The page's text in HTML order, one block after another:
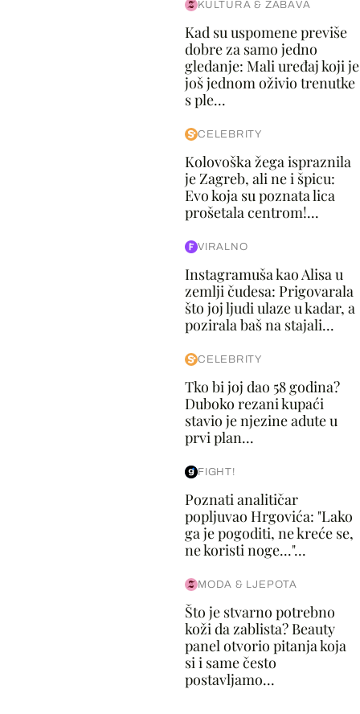
KULTURA & ZABAVA
Kad su uspomene previše
dobre za samo jedno
gledanje: Mali uređaj koji je
još jednom oživio trenutke
s ple...
CELEBRITY
Kolovoška žega ispraznila
je Zagreb, ali ne i špicu:
Evo koja su poznata lica
prošetala centrom!...
VIRALNO
Instagramuša kao Alisa u
zemlji čudesa: Prigovarala
što joj ljudi ulaze u kadar, a
pozirala baš na stajali...
CELEBRITY
Tko bi joj dao 58 godina?
Duboko rezani kupaći
stavio je njezine adute u
prvi plan...
FIGHT!
Poznati analitičar
popljuvao Hrgovića: "Lako
ga je pogoditi, ne kreće se,
ne koristi noge..."...
MODA & LJEPOTA
Što je stvarno potrebno
koži da zablista? Beauty
panel otvorio pitanja koja
si i same često
postavljamo...